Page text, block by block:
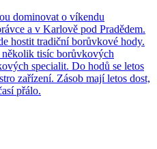
dominovat o víkendu
a v Karlově pod Pradědem.
hostit tradiční borůvkové hody.
tisíc borůvkových
specialit. Do hodů se letos
zařízení. Zásob mají letos dost,
přálo.